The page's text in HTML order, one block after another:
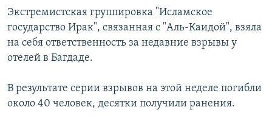
поиску
СЕВЕР.РЕАЛИИ
СИБИРЬ.РЕАЛИИ
РАСПИСАНИЕ ВЕЩАНИЯ
ПОДПИШИТЕСЬ НА РАССЫЛКУ
Экстремистская группировка "Исламское
государство Ирак", связанная с "Аль-Каидой", взяла
на себя ответственность за недавние взрывы у
отелей в Багдаде.
В результате серии взрывов на этой неделе погибли
около 40 человек, десятки получили ранения.